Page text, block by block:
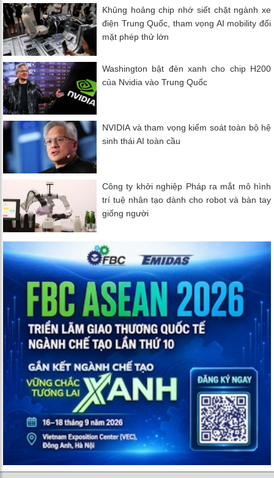
Khủng hoảng chip nhớ siết chặt ngành xe
điện Trung Quốc, tham vọng AI mobility đối
mặt phép thử lớn
Washington bật đèn xanh cho chip H200
của Nvidia vào Trung Quốc
NVIDIA và tham vọng kiểm soát toàn bộ hệ
sinh thái AI toàn cầu
Công ty khởi nghiệp Pháp ra mắt mô hình
trí tuệ nhân tạo dành cho robot và bàn tay
giống người